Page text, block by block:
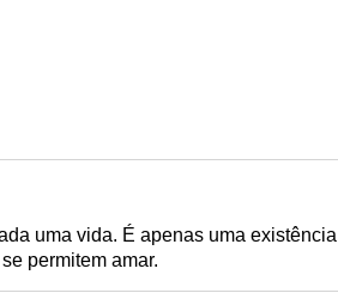
uma vida. É apenas uma existência
permitem amar.